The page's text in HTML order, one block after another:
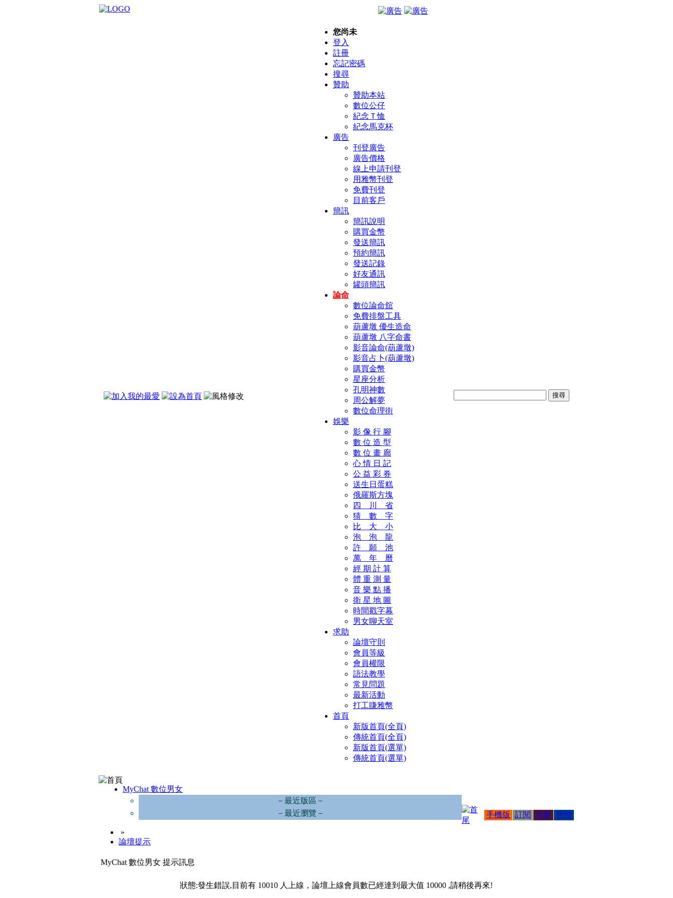
您尚未
登入
註冊
忘記密碼
搜尋
贊助
贊助本站
數位公仔
紀念Ｔ恤
紀念馬克杯
廣告
刊登廣告
廣告價格
線上申請刊登
用雅幣刊登
免費刊登
目前客戶
簡訊
簡訊說明
購買金幣
發送簡訊
預約簡訊
發送記錄
好友通訊
罐頭簡訊
論命
數位論命舘
免費排盤工具
葫蘆墩 優生造命
葫蘆墩 八字命書
影音論命(葫蘆墩)
影音占卜(葫蘆墩)
購買金幣
星座分析
孔明神數
周公解夢
數位命理街
娛樂
影 像 行 腳
數 位 造 型
數 位 畫 廊
心 情 日 記
公 益 彩 券
送生日蛋糕
俄羅斯方塊
四 川 省
猜 數 字
比 大 小
泡 泡 龍
許 願 池
萬 年 曆
經 期 計 算
體 重 測 量
音 樂 點 播
衛 星 地 圖
時間戳字幕
男女聊天室
求助
論壇守則
會員等級
會員權限
語法教學
常見問題
最新活動
打工賺雅幣
首頁
新版首頁(全頁)
傳統首頁(全頁)
新版首頁(選單)
傳統首頁(選單)
MyChat 數位男女
－最近版區－
－最近瀏覽－
»
論壇提示
手機版 訂閱 地圖 簡體
MyChat 數位男女 提示訊息
狀態:發生錯誤,目前有 10010 人上線，論壇上線會員數已經達到最大值 10000 ,請稍後再來!